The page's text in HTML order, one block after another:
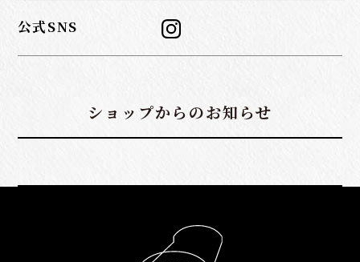
公式SNS
ショップからのお知らせ